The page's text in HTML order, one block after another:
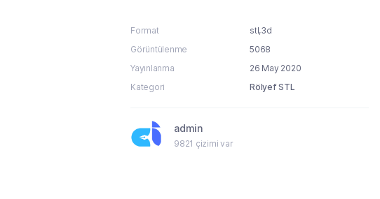
Format
stl,3d
Görüntülenme
5068
Yayınlanma
26 May 2020
Kategori
Rölyef STL
admin
9821 çizimi var